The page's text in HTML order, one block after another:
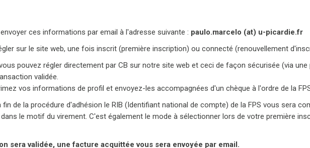
ces informations par email à l'adresse suivante : paulo.marcelo (at) u-picardie.fr
sur le site web, une fois inscrit (première inscription) ou connecté (renouvellement
pouvez régler directement par CB sur notre site web et ceci de façon sécurisée (via
validée.
vos informations de profil et envoyez-les accompagnées d'un chèque à l'ordre de la
fin de la procédure d'adhésion le RIB (Identifiant national de compte) de la FPS vous sera
le motif du virement. C'est également le mode à sélectionner lors de votre première
sera validée, une facture acquittée vous sera envoyée par email.